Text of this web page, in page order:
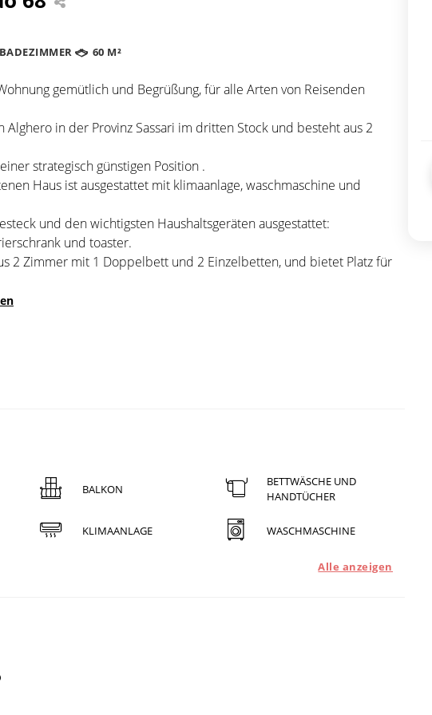
60 M²
gemütlich und Begrüßung, für alle Arten von Reisenden
Alghero in der Provinz Sassari im dritten Stock und besteht aus 2
strategisch günstigen Position .
Haus ist ausgestattet mit klimaanlage, waschmaschine und
und den wichtigsten Haushaltsgeräten ausgestattet:
und toaster.
2 Zimmer mit 1 Doppelbett und 2 Einzelbetten, und bietet Platz für
BALKON
BETTWÄSCHE UND
HANDTÜCHER
KLIMAANLAGE WASCHMASCHINE
Alle anzeigen